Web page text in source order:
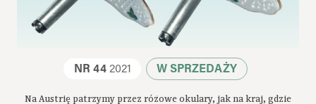
NR 442021 W SPRZEDAŻY
Na Austrię patrzymy przez różowe okulary, jak na kraj, gdzie